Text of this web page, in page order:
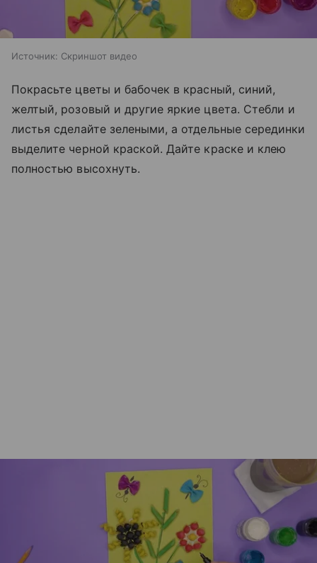
Источник: Скриншот видео
Покрасьте цветы и бабочек в красный, синий,
желтый, розовый и другие яркие цвета. Стебли и
листья сделайте зелеными, а отдельные серединки
выделите черной краской. Дайте краске и клею
полностью высохнуть.